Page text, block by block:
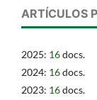
ARTÍCULOS
2025: 16docs.
2024: 16docs.
2023: 16docs.